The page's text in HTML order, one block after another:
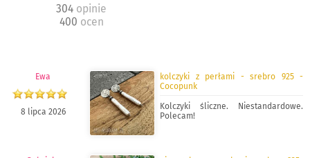
304 opinie
400 ocen
Ewa
8 lipca 2026
kolczyki z perłami - srebro 925 -
Cocopunk
Kolczyki śliczne. Niestandardowe.
Polecam!